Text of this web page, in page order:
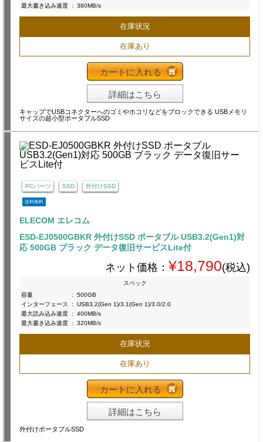
最大書き込み速度 : 380MB/s
在庫状況
在庫あり
カートに入れる
詳細はこちら
キャップでUSBコネクターへのゴミやホコリなどをブロックできる USBメモリ
サイズの超小型ポータブルSSD
PCパーツ SSD 外付けSSD
送料無料
ELECOM エレコム
ESD-EJ0500GBKR 外付けSSD ポータブル USB3.2(Gen1)対
応 500GB ブラック データ復旧サービスLite付
ネット価格： ¥18,790(税込)
スペック
容量
:
500GB
インターフェース
:
USB3.2(Gen 1)/3.1(Gen 1)/3.0/2.0
最大読み込み速度 :
400MB/s
最大書き込み速度 : 320MB/s
在庫状況
在庫あり
カートに入れる
詳細はこちら
外付けポータブルSSD